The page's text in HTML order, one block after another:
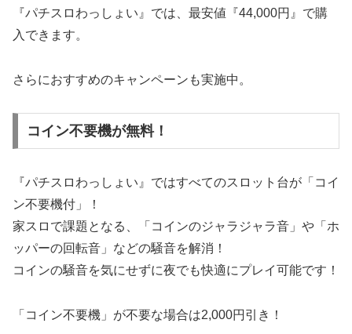
『パチスロわっしょい』では、最安値『44,000円』で購
入できます。
さらにおすすめのキャンペーンも実施中。
コイン不要機が無料！
『パチスロわっしょい』ではすべてのスロット台が「コイ
ン不要機付」！
家スロで課題となる、「コインのジャラジャラ音」や「ホ
ッパーの回転音」などの騒音を解消！
コインの騒音を気にせずに夜でも快適にプレイ可能です！
「コイン不要機」が不要な場合は2,000円引き！